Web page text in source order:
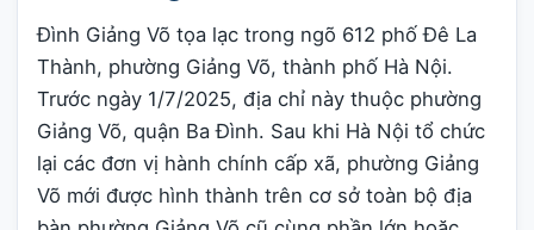
Đình Giảng Võ tọa lạc trong ngõ 612 phố Đê La
Thành, phường Giảng Võ, thành phố Hà Nội.
Trước ngày 1/7/2025, địa chỉ này thuộc phường
Giảng Võ, quận Ba Đình. Sau khi Hà Nội tổ chức
lại các đơn vị hành chính cấp xã, phường Giảng
Võ mới được hình thành trên cơ sở toàn bộ địa